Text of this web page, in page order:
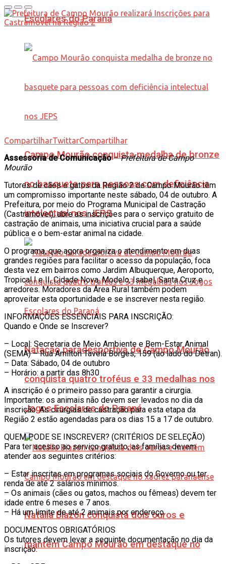
Escolares do Paraná
Campo Mourão conquista medalha de bronze
no basquete para pessoas com deficiência
intelectual nos JEPS
Natação paradesportiva de Campo Mourão
conquista quatro troféus e 33 medalhas nos
Jogos Escolares do Paraná
Natália Biazon conquista dois ouros e
mantém Campo Mourão em destaque no
CompartilharTwittarCompartilhar
Assessoria de Comunicação–Prefeitura de Campo
Mourão
Tutores de cães e gatos da Região 2 de Campo Mourão têm
um compromisso importante neste sábado, 04 de outubro. A
Prefeitura, por meio do Programa Municipal de Castração
(Castramóvel), abre as inscrições para o serviço gratuito de
castração de animais, uma iniciativa crucial para a saúde
pública e o bem-estar animal na cidade.
O programa, que agora organiza o atendimento em duas
grandes regiões para facilitar o acesso da população, foca
desta vez em bairros como Jardim Albuquerque, Aeroporto,
Tropical I e II, Cidade Nova, Modelo, Isabel, Santa Cruz e
arredores. Moradores da Área Rural também podem
aproveitar esta oportunidade e se inscrever nesta região.
INFORMAÇÕES ESSENCIAIS PARA INSCRIÇÃO:
Quando e Onde se Inscrever?
– Local: Secretaria de Meio Ambiente e Bem-Estar Animal
(SEMA) – Rua Amílton Tavela Borges, 159 (ao lado do Detran).
– Data: Sábado, 04 de outubro
– Horário: a partir das 8h30
A inscrição é o primeiro passo para garantir a cirurgia.
Importante: os animais não devem ser levados no dia da
inscrição. As cirurgias de castração para esta etapa da
Região 2 estão agendadas para os dias 15 a 17 de outubro.
QUEM PODE SE INSCREVER? (CRITÉRIOS DE SELEÇÃO)
Para ter acesso ao serviço gratuito, as famílias devem
atender aos seguintes critérios:
– Estar inscritas em programas sociais do Governo ou ter
renda de até 2 salários mínimos.
– Os animais (cães ou gatos, machos ou fêmeas) devem ter
idade entre 6 meses e 7 anos.
– Há um limite de até 2 animais por endereço.
DOCUMENTOS OBRIGATÓRIOS
Os tutores devem levar a seguinte documentação no dia da
inscrição: